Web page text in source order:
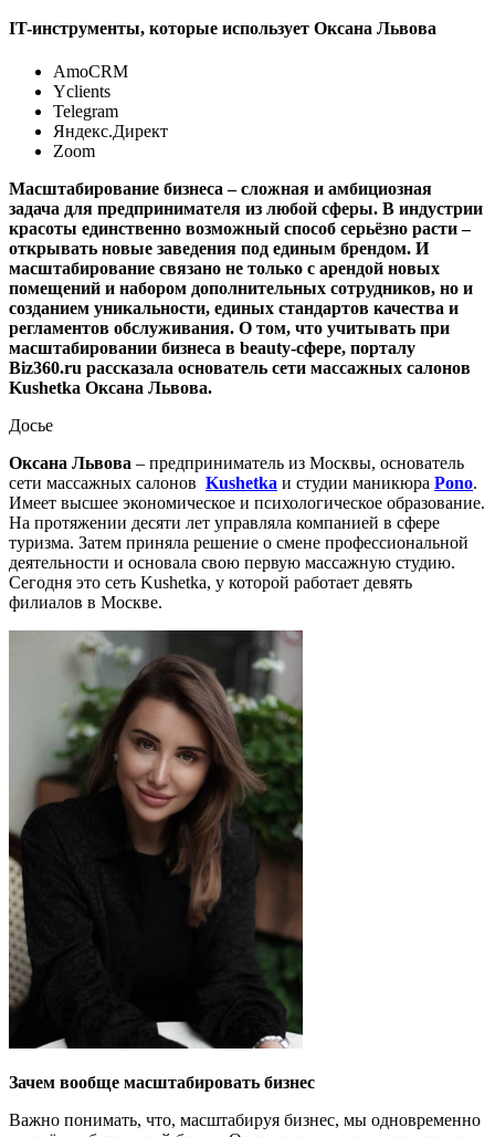
IT-инструменты, которые использует Оксана Львова
AmoCRM
Yclients
Telegram
Яндекс.Директ
Zoom
Масштабирование бизнеса – сложная и амбициозная
задача для предпринимателя из любой сферы. В индустрии
красоты единственно возможный способ серьёзно расти –
открывать новые заведения под единым брендом. И
масштабирование связано не только с арендой новых
помещений и набором дополнительных сотрудников, но и
созданием уникальности, единых стандартов качества и
регламентов обслуживания. О том, что учитывать при
масштабировании бизнеса в beauty-сфере, порталу
Biz360.ru рассказала основатель сети массажных салонов
Kushetka Оксана Львова.
Досье
Оксана Львова – предприниматель из Москвы, основатель
сети массажных салонов Kushetka и студии маникюра Pono.
Имеет высшее экономическое и психологическое образование.
На протяжении десяти лет управляла компанией в сфере
туризма. Затем приняла решение о смене профессиональной
деятельности и основала свою первую массажную студию.
Сегодня это сеть Kushetka, у которой работает девять
филиалов в Москве.
Зачем вообще масштабировать бизнес
Важно понимать, что, масштабируя бизнес, мы одновременно